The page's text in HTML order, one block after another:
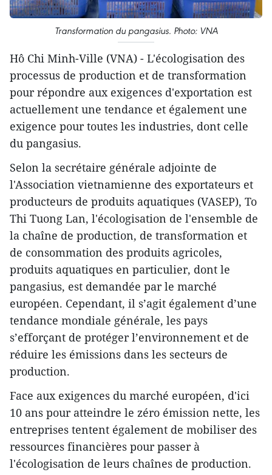
Transformation du pangasius. Photo: VNA
Hô Chi Minh-Ville (VNA) - L'écologisation des
processus de production et de transformation
pour répondre aux exigences d'exportation est
actuellement une tendance et également une
exigence pour toutes les industries, dont celle
du pangasius.
Selon la secrétaire générale adjointe de
l'Association vietnamienne des exportateurs et
producteurs de produits aquatiques (VASEP), To
Thi Tuong Lan, l'écologisation de l'ensemble de
la chaîne de production, de transformation et
de consommation des produits agricoles,
produits aquatiques en particulier, dont le
pangasius, est demandée par le marché
européen. Cependant, il s’agit également d’une
tendance mondiale générale, les pays
s’efforçant de protéger l’environnement et de
réduire les émissions dans les secteurs de
production.
Face aux exigences du marché européen, d'ici
10 ans pour atteindre le zéro émission nette, les
entreprises tentent également de mobiliser des
ressources financières pour passer à
l'écologisation de leurs chaînes de production.